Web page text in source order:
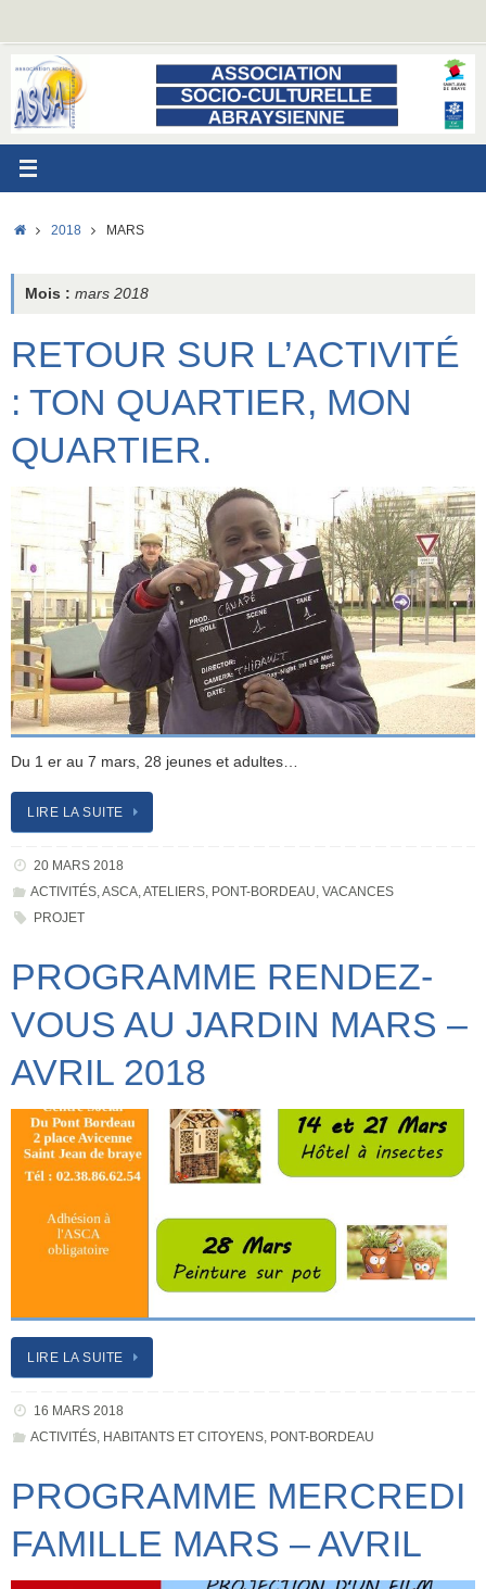
contenu
ACCUEIL
2018 MARS
Mois : mars 2018
RETOUR SUR L’ACTIVITÉ
: TON QUARTIER, MON
QUARTIER.
Du 1 er au 7 mars, 28 jeunes et adultes…
LIRE LA SUITE
20 MARS 2018
ACTIVITÉS,ASCA,ATELIERS, PONT-BORDEAU, VACANCES
PROJET
PROGRAMME RENDEZ-
VOUS AU JARDIN MARS –
AVRIL 2018
LIRE LA SUITE
16 MARS 2018
ACTIVITÉS, HABITANTS ET CITOYENS, PONT-BORDEAU
PROGRAMME MERCREDI
FAMILLE MARS – AVRIL